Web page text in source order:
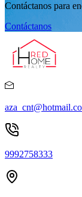
Contáctanos para
Contáctanos
9992758333